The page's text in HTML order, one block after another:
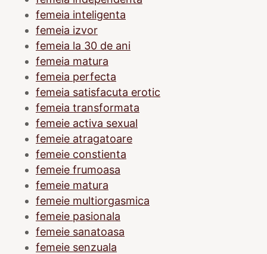
femeia inteligenta
femeia izvor
femeia la 30 de ani
femeia matura
femeia perfecta
femeia satisfacuta erotic
femeia transformata
femeie activa sexual
femeie atragatoare
femeie constienta
femeie frumoasa
femeie matura
femeie multiorgasmica
femeie pasionala
femeie sanatoasa
femeie senzuala